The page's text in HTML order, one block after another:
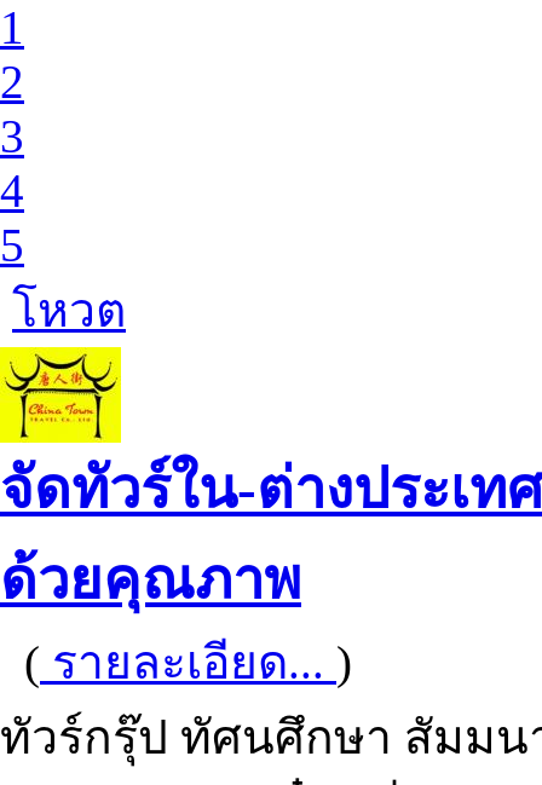
1
2
3
4
5
โหวต
จัดทัวร์ใน-ต่างประเท
ด้วยคุณภาพ
( รายละเอียด... )
ทัวร์กรุ๊ป ทัศนศึกษา สัมมน